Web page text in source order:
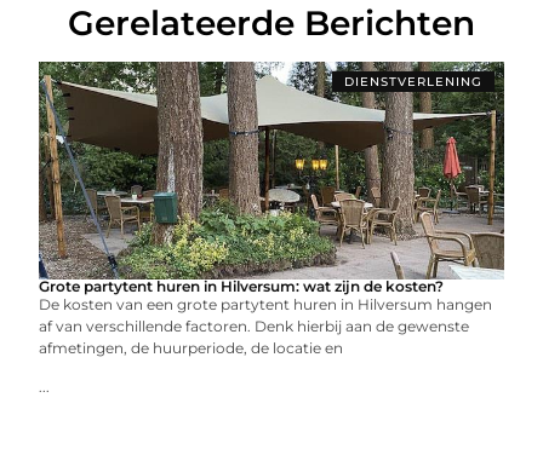
Gerelateerde Berichten
DIENSTVERLENING
Grote partytent huren in Hilversum: wat zijn de kosten?
De kosten van een grote partytent huren in Hilversum hangen
af van verschillende factoren. Denk hierbij aan de gewenste
afmetingen, de huurperiode, de locatie en
...